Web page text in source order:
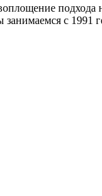
занимаемся с 1991